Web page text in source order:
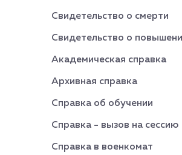
Свидетельство о смерти
Свидетельство о
Академическая справка
Архивная справка
Справка об обучении
Справка - вызов на сессию
Справка в военкомат